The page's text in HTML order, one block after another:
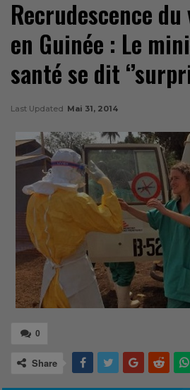
Recrudescence
en Guinée : Le
santé se dit
Last Updated Mai 31, 2014
0
Share